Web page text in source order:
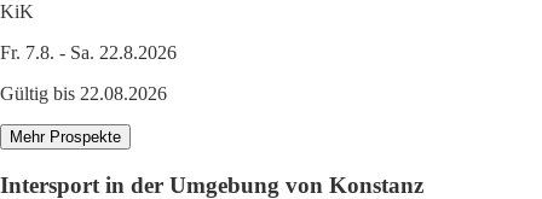
KiK
Fr. 7.8. - Sa. 22.8.2026
Gültig bis 22.08.2026
Mehr Prospekte
Intersport in der Umgebung von Konstanz